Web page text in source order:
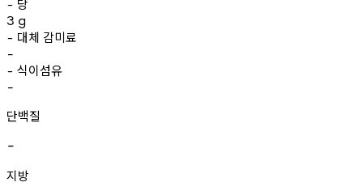
- 당
3 g
- 대체 감미료
-
- 식이섬유
-
단백질
-
지방